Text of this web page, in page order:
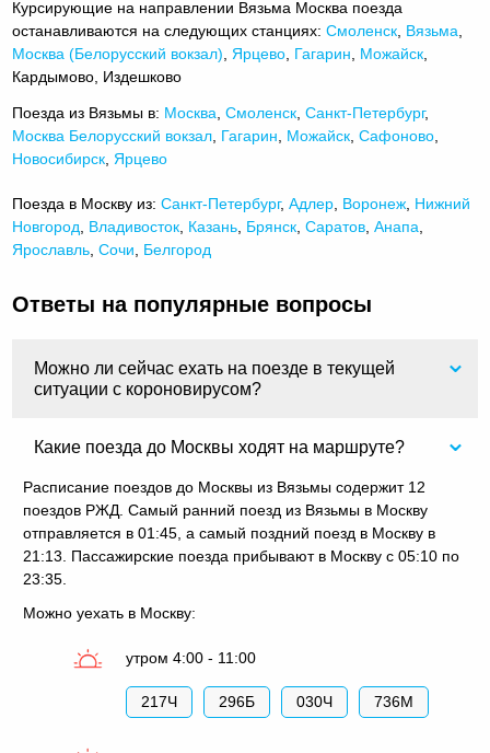
Курсирующие на направлении Вязьма Москва поезда
останавливаются на следующих станциях:Смоленск Вязьма
Москва (Белорусский вокзал)
Ярцево Гагарин Можайск
Кардымово, Издешково
Поезда из Вязьмы в: Москва ,Смоленск ,Санкт-Петербург,
Москва Белорусский вокзал Гагарин Можайск ,Сафоново
Новосибирск Ярцево
Поезда в Москву из:Санкт-Петербург,Адлер Воронеж Нижний
Новгород
Владивосток Казань Брянск ,Саратов ,Анапа
Ярославль ,Сочи Белгород
Ответы на популярные вопросы
Можно ли сейчас ехать на поезде в текущей
ситуации с короновирусом?
Какие поезда до Москвы ходят на маршруте?
Расписание поездов до Москвы из Вязьмы содержит 12
поездов РЖД. Самый ранний поезд из Вязьмы в Москву
отправляется в 01:45, а самый поздний поезд в Москву в
21:13. Пассажирские поезда прибывают в Москву с 05:10 по
23:35.
Можно уехать в Москву:
утром 4:00 - 11:00
217Ч 296Б 030Ч 736М